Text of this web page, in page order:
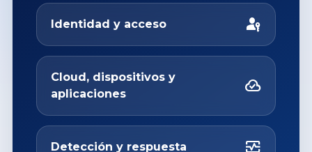
Identidad y acceso passkey
Cloud, dispositivos y
aplicaciones
cloud_done
Detección y respuesta monitor_heart